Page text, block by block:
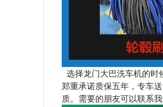
选择龙门大巴洗车机的时
郑重承诺质保五年，专车
质。需要的朋友可以联系我